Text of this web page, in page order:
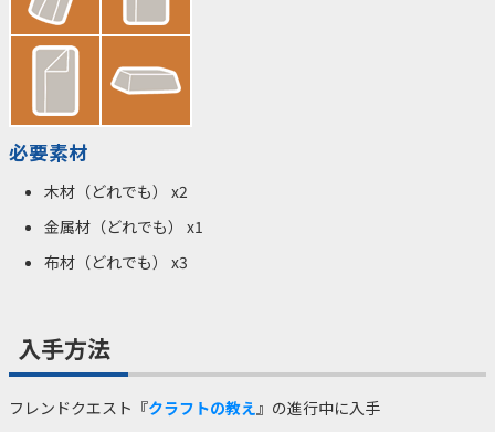
必要素材
木材（どれでも） x2
金属材（どれでも） x1
布材（どれでも） x3
入手方法
フレンドクエスト『クラフトの教え』の進行中に入手